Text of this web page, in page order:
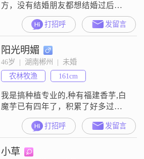
方，没有结婚朋友都想结婚过后发
现对方很的地方不成熟稳重，在珍
爱网找对方朋友请你好珍惜对方，
反事情都，要，好，换位思考，我
想去解了过去事情，我只想过好每
天。
打招呼 发留言
阳光明媚
46岁  |  湖南郴州  |  未婚
农林牧渔
161cm
我是搞种植专业的,种有福建香芋,白
魔芋已有四年了，积累了好多过硬
的技术，特别是香芋，有种植的欢
迎交流,有需技术帮助的也可找我,谢
谢关注我的人,做人自己给自己能量,
给自己自信,是金子肯定会发光的''''''
打招呼 发留言
小草